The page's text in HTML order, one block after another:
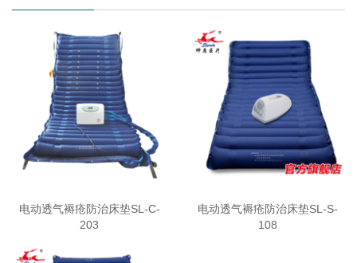
电动透气褥疮防治床垫SL-C-
203
电动透气褥疮防治床垫SL-S-
108